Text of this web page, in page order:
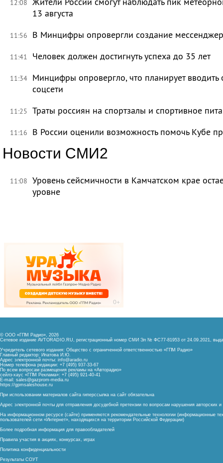
12:08
13 августа
11:56 В Минцифры опровергли создание
11:41 Человек должен достигнуть успеха до 35 лет
11:34 Минцифры опровергло, что планирует вводить
соцсети
11:25 Траты россиян на спортзалы и спортивное
11:16 В России оценили возможность помочь Кубе
Новости СМИ2
11:08 Уровень сейсмичности в Камчатском крае
уровне
© ООО «ГПМ Радио», 2026
Сетевое издание AVTORADIO.RU, регистрационный номер СМИ Эл № ФС77-81953 от 24.09.2021,
Учредитель сетевого издания: Общество с ограниченной ответственностью «ГПМ Радио»
Главный редактор: Ипатова И.Ю.
Адрес электронной почты: info@aradio.ru
Номер телефона редакции: +7 (495) 937-33-67
По всем вопросам размещения рекламы на «Авторадио»
сейлз-хаус «ГПМ Реклама»: +7 (495) 921-40-41
E-mail: sales@gazprom-media.ru
https://gpmsaleshouse.ru
При использовании материалов сайта гиперссылка на сайт обязательна
Адрес электронной почты для отправления досудебной претензии по вопросам нарушения авторских
На информационном ресурсе (сайте) применяются рекомендательные технологии (информационные
пользователей сети «Интернет», находящихся на территории Российской Федерации)
Более подробная информация для правообладателей
Правила участия в акциях, конкурсах, играх
Политика конфиденциальности
Результаты СОУТ